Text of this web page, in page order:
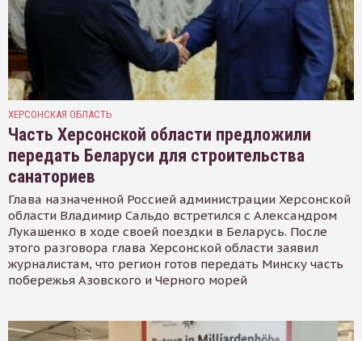
ХЕРСОНСКАЯ ОБЛАСТЬ
Часть Херсонской области предложили
передать Беларуси для строительства
санаториев
Глава назначенной Россией администрации Херсонской
области Владимир Сальдо встретился с Александром
Лукашенко в ходе своей поездки в Беларусь. После
этого разговора глава Херсонской области заявил
журналистам, что регион готов передать Минску часть
побережья Азовского и Черного морей